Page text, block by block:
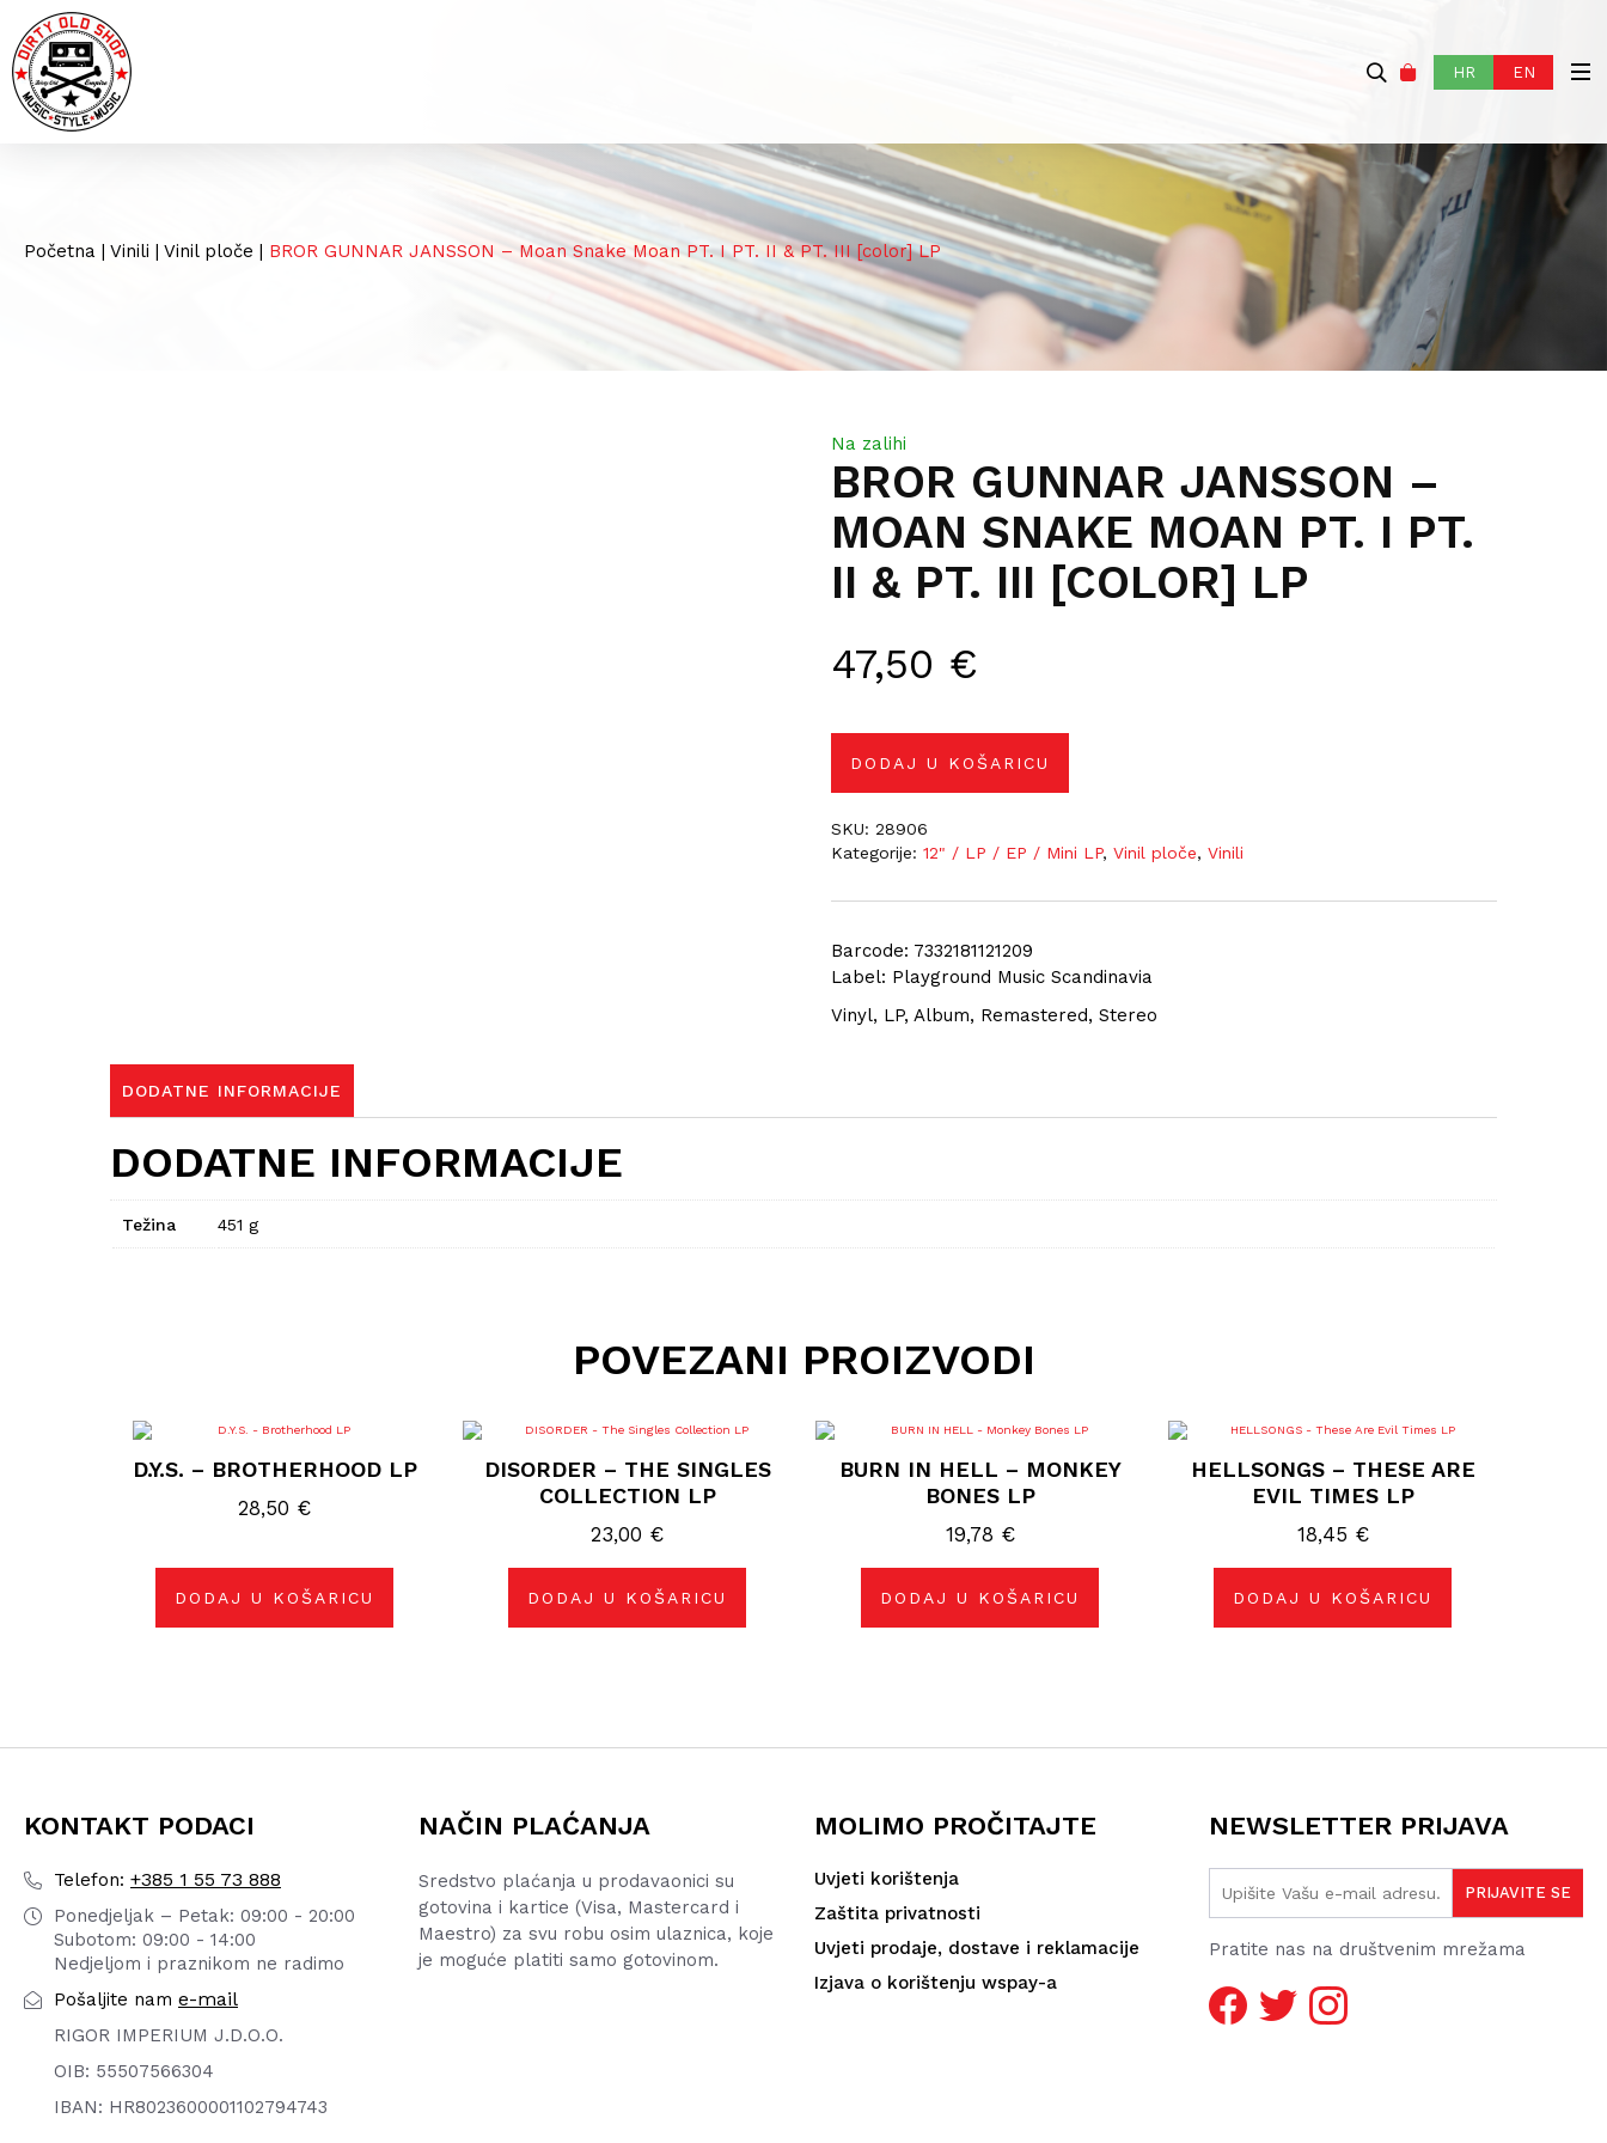
HR EN
Početna | Vinili | Vinil ploče | BROR GUNNAR JANSSON – Moan Snake Moan PT. I PT. II & PT. III [color] LP
BROR GUNNAR JANSSON –
MOAN SNAKE MOAN PT. I PT.
II & PT. III [COLOR] LP
47,50 €
Barcode: 7332181121209
Label: Playground Music Scandinavia
Vinyl, LP, Album, Remastered, Stereo
Na zalihi
DODAJ U KOŠARICU
SKU:28906
Kategorije:12" / LP / EP / Mini LP,Vinil ploče,Vinili
DODATNE INFORMACIJE
DODATNE INFORMACIJE
Težina 451 g
POVEZANI PROIZVODI
D.Y.S. – BROTHERHOOD LP
28,50 €
DODAJ U KOŠARICU
DISORDER – THE SINGLES
COLLECTION LP
23,00 €
DODAJ U KOŠARICU
BURN IN HELL – MONKEY
BONES LP
19,78 €
DODAJ U KOŠARICU
HELLSONGS – THESE ARE
EVIL TIMES LP
18,45 €
DODAJ U KOŠARICU
KONTAKT PODACI
Telefon: +385 1 55 73 888
Ponedjeljak – Petak: 09:00 - 20:00
Subotom: 09:00 - 14:00
Nedjeljom i praznikom ne radimo
Pošaljite nam e-mail
RIGOR IMPERIUM J.D.O.O.
OIB: 55507566304
IBAN: HR8023600001102794743
NAČIN PLAĆANJA
Sredstvo plaćanja u prodavaonici su
gotovina i kartice (Visa, Mastercard i
Maestro) za svu robu osim ulaznica, koje
je moguće platiti samo gotovinom.
MOLIMO PROČITAJTE
Uvjeti korištenja
Zaštita privatnosti
Uvjeti prodaje, dostave i reklamacije
Izjava o korištenju wspay-a
NEWSLETTER PRIJAVA
Pratite nas na društvenim mrežama